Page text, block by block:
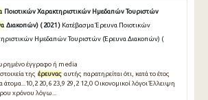
Ποιοτικών Χαρακτηριστικών Ημεδαπών Τουριστών
Διακοπών) ( 2021 ) Κατέβασμα Έρευνα Ποιοτικών
Ημεδαπών Τουριστών (Έρευνα Διακοπών) (
έγγραφο ή media
της έρευνας αυτής παρατηρείται ότι, κατά το έτος
άτομα...10,2 20,6 23,9 29,2 12,0 Oικονομικοί λόγοι Έλλειψη
χρόνου λόγω...